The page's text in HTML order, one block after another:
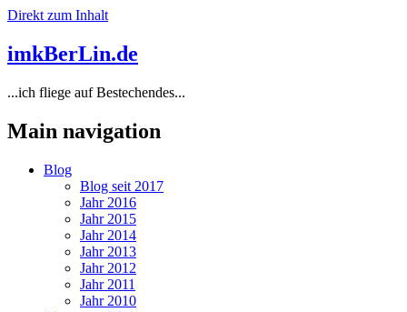
Direkt zum Inhalt
imkBerLin.de
...ich fliege auf Bestechendes...
Main navigation
Blog
Blog seit 2017
Jahr 2016
Jahr 2015
Jahr 2014
Jahr 2013
Jahr 2012
Jahr 2011
Jahr 2010